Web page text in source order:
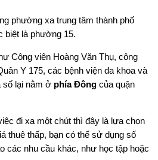
phường xa trung tâm thành phố
biệt là phường 15.
Công viên Hoàng Văn Thụ, công
Y 175, các bệnh viện đa khoa và
số lại nằm ở phía Đông của quận
đi xa một chút thì đây là lựa chọn
thuê thấp, bạn có thể sử dụng số
các nhu cầu khác, như học tập hoặc